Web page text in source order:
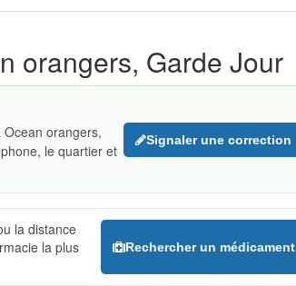
orangers, Garde Jour
orangers,
le quartier et
Signaler une correction
la distance
la plus
Rechercher un médicament